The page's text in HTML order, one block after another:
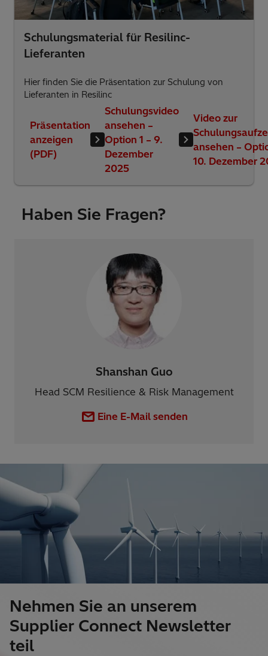
Schulungsmaterial für Resilinc-
Lieferanten
Hier finden Sie die Präsentation zur Schulung von
Lieferanten in Resilinc
Präsentation
anzeigen
(PDF)
Schulungsvideo
ansehen –
Option 1 – 9.
Dezember
2025
Video zur
ansehen –
10. Dezember
Haben Sie Fragen?
Shanshan Guo
Head SCM Resilience & Risk Management
Eine E-Mail senden
Nehmen Sie an unserem
Supplier Connect Newsletter
teil